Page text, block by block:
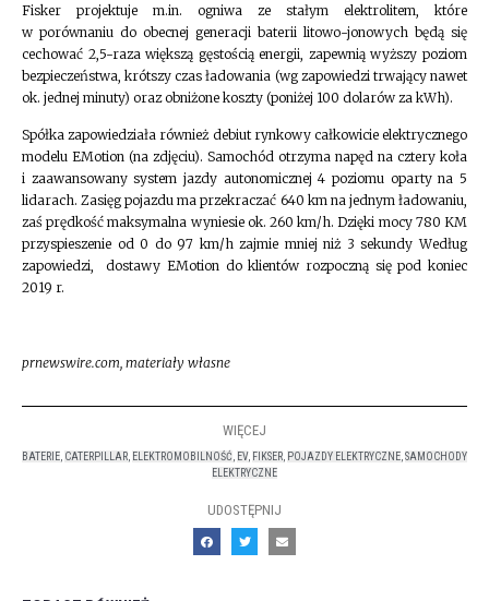
Fisker projektuje m.in. ogniwa ze stałym elektrolitem, które
w porównaniu do obecnej generacji baterii litowo-jonowych będą się
cechować 2,5-raza większą gęstością energii, zapewnią wyższy poziom
bezpieczeństwa, krótszy czas ładowania (wg zapowiedzi trwający nawet
ok. jednej minuty) oraz obniżone koszty (poniżej 100 dolarów za kWh).
Spółka zapowiedziała również debiut rynkowy całkowicie elektrycznego
modelu EMotion (na zdjęciu). Samochód otrzyma napęd na cztery koła
i zaawansowany system jazdy autonomicznej 4 poziomu oparty na 5
lidarach. Zasięg pojazdu ma przekraczać 640 km na jednym ładowaniu,
zaś prędkość maksymalna wyniesie ok. 260 km/h. Dzięki mocy 780 KM
przyspieszenie od 0 do 97 km/h zajmie mniej niż 3 sekundy Według
zapowiedzi, dostawy EMotion do klientów rozpoczną się pod koniec
2019 r.
prnewswire.com, materiały własne
WIĘCEJ
BATERIE CATERPILLAR ELEKTROMOBILNOŚĆ EV, FIKSER POJAZDY ELEKTRYCZNE SAMOCHODY
ELEKTRYCZNE
UDOSTĘPNIJ